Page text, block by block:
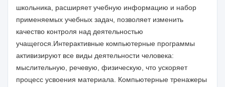
школьника, расширяет учебную информацию и набор
применяемых учебных задач, позволяет изменить
качество контроля над деятельностью
учащегося.Интерактивные компьютерные программы
активизируют все виды деятельности человека:
мыслительную, речевую, физическую, что ускоряет
процесс усвоения материала. Компьютерные тренажеры